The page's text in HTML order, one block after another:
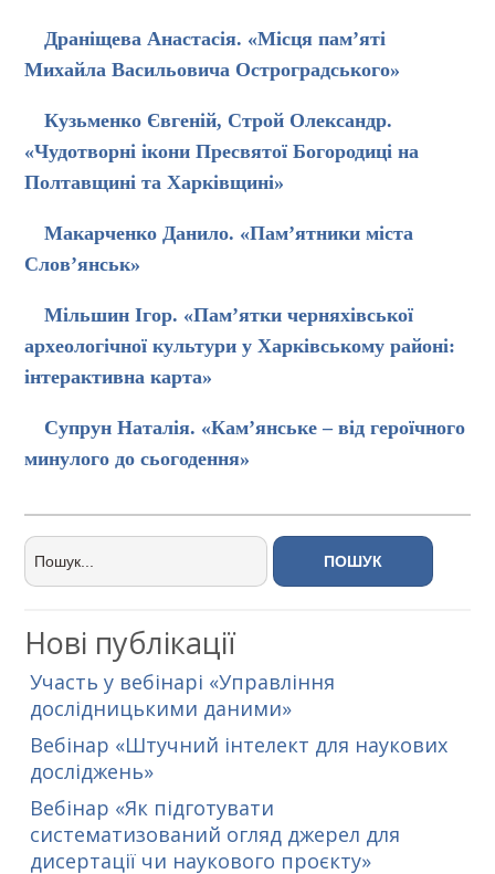
Драніщева Анастасія. «Місця пам’яті
Михайла Васильовича Остроградського»
Кузьменко Євгеній, Строй Олександр.
«Чудотворні ікони Пресвятої Богородиці на
Полтавщині та Харківщині»
Макарченко Данило. «Пам’ятники міста
Слов’янськ»
Мільшин Ігор. «Пам’ятки черняхівської
археологічної культури у Харківському районі:
інтерактивна карта»
Супрун Наталія. «Кам’янське – від героїчного
минулого до сьогодення»
Нові публікації
Участь у вебінарі «Управління
дослідницькими даними»
Вебінар «Штучний інтелект для наукових
досліджень»
Вебінар «Як підготувати
систематизований огляд джерел для
дисертації чи наукового проєкту»